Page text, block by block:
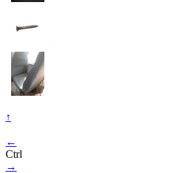
↑
←
Ctrl
→